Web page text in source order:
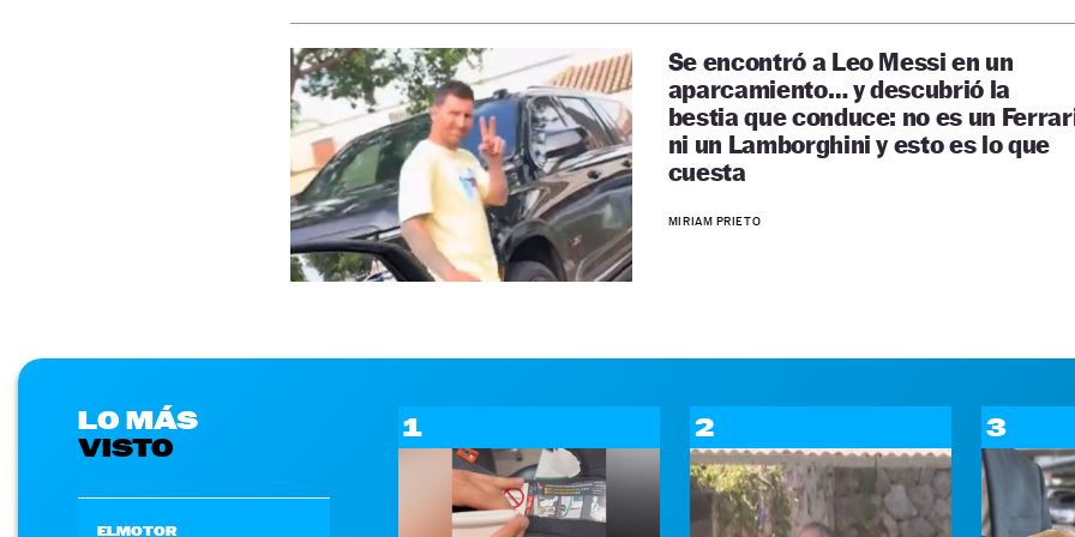
Se encontró a Leo Messi en un
aparcamiento… y descubrió la
bestia que conduce: no es un
ni un Lamborghini y esto es lo que
cuesta
MIRIAM PRIETO
LO MÁS
VISTO
ELMOTOR
1 2 3